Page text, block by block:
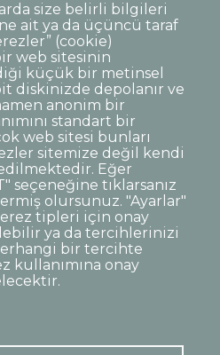
size belirli bilgileri
ait ya da üçüncü taraf
(cookie)
web sitesinin
küçük bir metinsel
diskinizde depolanır ve
anonim bir
standart bir
web sitesi bunları
sitemize değil kendi
Eğer
seçeneğine tıklarsanız
olursunuz. "Ayarlar"
tipleri için onay
ya da tercihlerinizi
bir tercihte
kullanımına onay
Reddi
Caddesi No:48 06420, Kolej
geç